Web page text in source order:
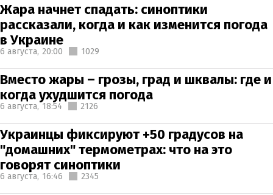
Жара начнет спадать: синоптики
рассказали, когда и как изменится погода
в Украине
6 августа, 20:00 1029
Вместо жары – грозы, град и шквалы: где и
когда ухудшится погода
6 августа, 18:54 2126
Украинцы фиксируют +50 градусов на
"домашних" термометрах: что на это
говорят синоптики
6 августа, 16:46 2345